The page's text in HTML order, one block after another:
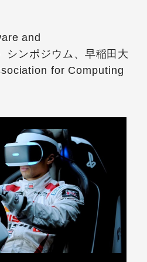
and
シンポジウム、早稲田大
for Computing